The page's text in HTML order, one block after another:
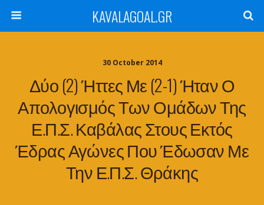
KAVALAGOAL.GR
30 October 2014
Δύο (2) Ήττες Με (2-1) Ήταν Ο
Απολογισμός Των Ομάδων Της
Ε.Π.Σ. Καβάλας Στους Εκτός
Έδρας Αγώνες Που Έδωσαν Με
Την Ε.Π.Σ. Θράκης